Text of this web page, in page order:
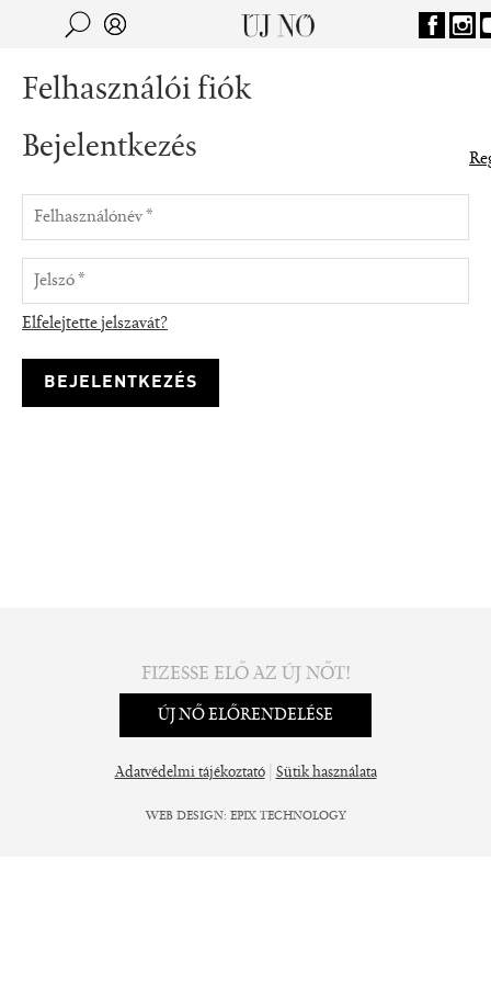
Jump to navigation
Keresés
Felhasználói fiók
Bejelentkezés
Elfelejtette jelszavát?
FIZESSE ELŐ AZ ÚJ NŐT!
ÚJ NŐ ELŐRENDELÉSE
Adatvédelmi tájékoztató| Sütik használata
WEB DESIGN: EPIX TECHNOLOGY